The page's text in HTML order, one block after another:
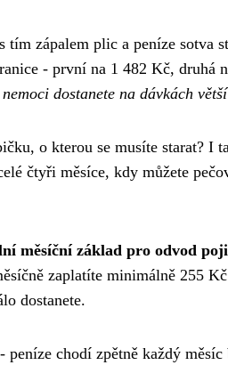
zápalem plic a peníze sotva
- první na 1 482 Kč, druhá
dostanete na dávkách
o kterou se musíte starat? I
čtyři měsíce, kdy můžete
měsíční základ pro odvod
zaplatíte minimálně 255
dostanete.
chodí zpětně každý